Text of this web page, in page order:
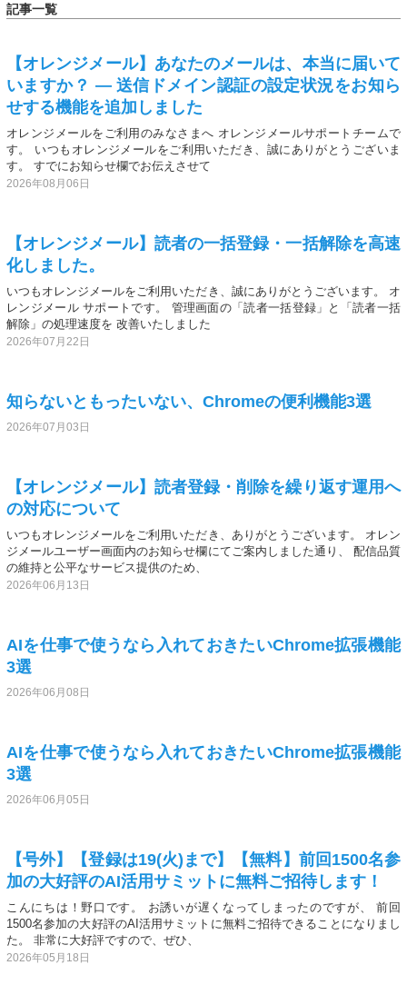
記事一覧
【オレンジメール】あなたのメールは、本当に届いて
いますか？ — 送信ドメイン認証の設定状況をお知ら
せする機能を追加しました
オレンジメールをご利用のみなさまへ オレンジメールサポートチームで
す。 いつもオレンジメールをご利用いただき、誠にありがとうございま
す。 すでにお知らせ欄でお伝えさせて
2026年08月06日
【オレンジメール】読者の一括登録・一括解除を高速
化しました。
いつもオレンジメールをご利用いただき、誠にありがとうございます。 オ
レンジメール サポートです。 管理画面の「読者一括登録」と「読者一括
解除」の処理速度を 改善いたしました
2026年07月22日
知らないともったいない、Chromeの便利機能3選
2026年07月03日
【オレンジメール】読者登録・削除を繰り返す運用へ
の対応について
いつもオレンジメールをご利用いただき、ありがとうございます。 オレン
ジメールユーザー画面内のお知らせ欄にてご案内しました通り、 配信品質
の維持と公平なサービス提供のため、
2026年06月13日
AIを仕事で使うなら入れておきたいChrome拡張機能
3選
2026年06月08日
AIを仕事で使うなら入れておきたいChrome拡張機能
3選
2026年06月05日
【号外】【登録は19(火)まで】【無料】前回1500名参
加の大好評のAI活用サミットに無料ご招待します！
こんにちは！野口です。 お誘いが遅くなってしまったのですが、 前回
1500名参加の大好評のAI活用サミットに無料ご招待できることになりまし
た。 非常に大好評ですので、ぜひ、
2026年05月18日